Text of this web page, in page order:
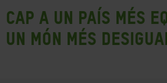
Cap a un país més
un món més